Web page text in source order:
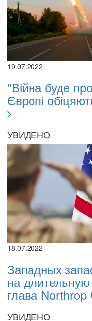
19.07.2022
"Війна буде
Європі
УВИДЕНО
18.07.2022
Западных
на
глава Northrop
УВИДЕНО